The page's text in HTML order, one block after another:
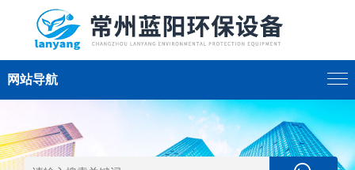
网站导航